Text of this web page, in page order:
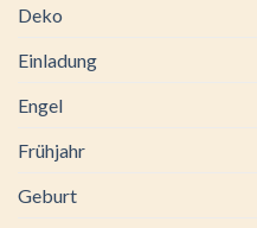
Deko
Einladung
Engel
Frühjahr
Geburt